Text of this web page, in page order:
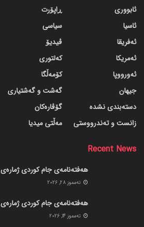
ئابووری
ئاسیا
ئەفریقا
ئەمریکا
ئەورووپا
جیهان
دسته‌بندی نشده
زانست و تەندرووستی
ڕاپۆرت
سیاسی
ڤیدیۆ
کەلتوری
کۆمەڵگا
گه‌شت و گه‌شتیاری
گۆڤاره‌کان
مەڵتی میدیا
Recent News
هەفتەنامەی جام کوردی ژمارەی 432
ته‌مموز 28, 2026
هەفتەنامەی جام کوردی ژمارەی 431
ته‌مموز 14, 2026